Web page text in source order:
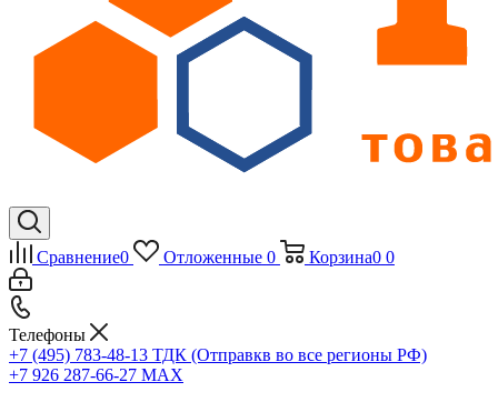
Сравнение0 Отложенные 0 Корзина0 0
Телефоны
+7 (495) 783-48-13 ТДК (Отправкв во все регионы РФ)
+7 926 287-66-27 МАХ